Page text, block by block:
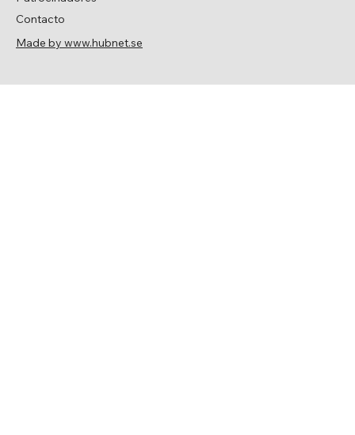
Contacto
Made by www.hubnet.se